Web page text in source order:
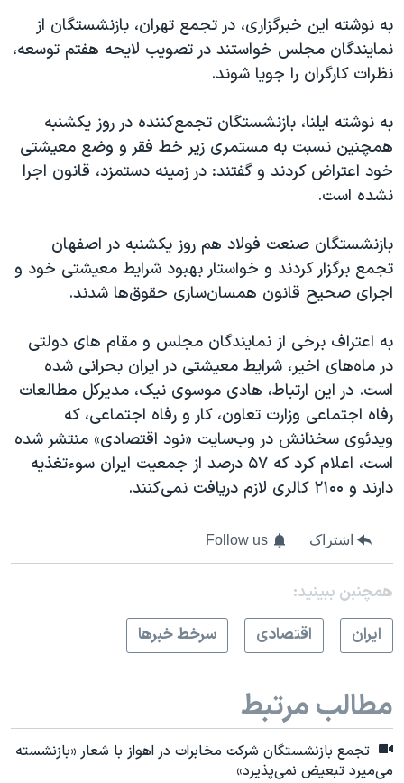
به نوشته این خبرگزاری، در تجمع تهران، بازنشستگان از
نمایندگان مجلس خواستند در تصویب لایحه هفتم توسعه،
نظرات کارگران را جویا شوند.
به نوشته ایلنا، بازنشستگان تجمع‌کننده در روز یکشنبه
همچنین نسبت به مستمری زیر خط فقر و وضع معیشتی
خود اعتراض کردند و گفتند: در زمینه دستمزد، قانون اجرا
نشده است.
بازنشستگان صنعت فولاد هم روز یکشنبه در اصفهان
تجمع برگزار کردند و خواستار بهبود شرایط معیشتی خود و
اجرای صحیح قانون همسان‌سازی حقوق‌ها شدند.
به اعتراف برخی از نمایندگان مجلس و مقام های دولتی
در ماه‌های اخیر، شرایط معیشتی در ایران بحرانی شده
است. در این ارتباط، هادی موسوی نیک، مدیرکل مطالعات
رفاه اجتماعی وزارت تعاون، کار و رفاه اجتماعی، که
ویدئوی سخنانش در وب‌سایت «نود اقتصادی» منتشر شده
است، اعلام کرد که ۵۷ درصد از جمعیت ایران سوءتغذیه
دارند و ۲۱۰۰ کالری لازم دریافت نمی‌کنند.
اشتراک Follow us
همچنبن ببینید:
ايران
اقتصادی سرخط خبرها
مطالب مرتبط
تجمع بازنشستگان شرکت مخابرات در اهواز با شعار «بازنشسته
می‌میرد تبعیض نمی‌پذیرد»